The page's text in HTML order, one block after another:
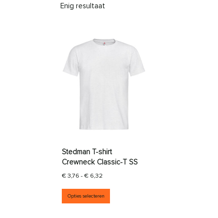
Enig resultaat
Stedman T-shirt
Crewneck Classic-T SS
€3,76 - € 6,32
Opties selecteren
Dit product heeft meerdere